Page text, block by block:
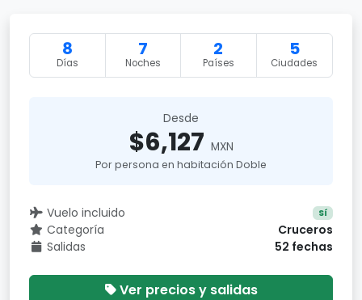
8
Días
7
Noches
2
Países
5
Ciudades
Desde
$6,127 MXN
Por persona en habitación Doble
Vuelo incluido Sí
Categoría
Cruceros
Salidas
52 fechas
Ver precios y salidas